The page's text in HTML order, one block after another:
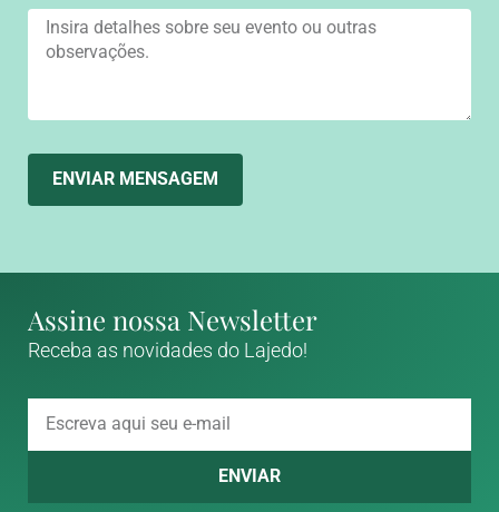
ENVIAR MENSAGEM
Assine nossa Newsletter
Receba as novidades do Lajedo!
ENVIAR